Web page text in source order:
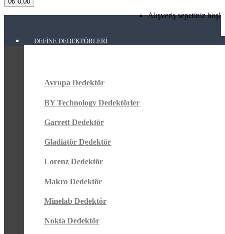
Alışveriş sepetiniz boş!
DEFINE DEDEKTÖRLERI
Avrupa Dedektör
BY Technology Dedektörler
Garrett Dedektör
Gladiatör Dedektör
Lorenz Dedektör
Makro Dedektör
Minelab Dedektör
Nokta Dedektör